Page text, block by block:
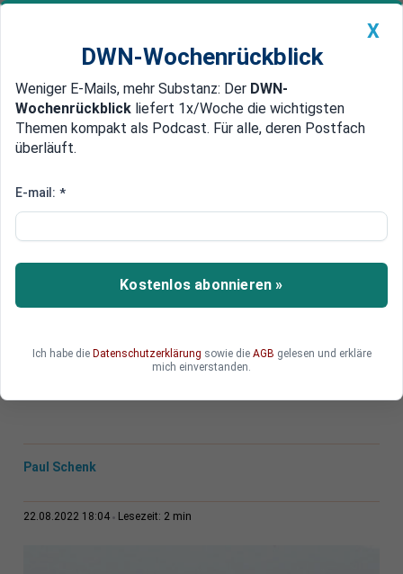
Newsticker MEIN DWN: Geldanlage Premium
Edelmetalle DWN-Magazin China
Nach Chinas
Südkorea halten großes
Militärmanöver ab
Militärmanöver begonnen, während eine weitere
Paul Schenk
22.08.2022 18:04 Lesezeit: 2 min
X
DWN-Wochenrückblick
Weniger E-Mails, mehr Substanz: Der DWN-
Wochenrückblick liefert 1x/Woche die wichtigsten
Themen kompakt als Podcast. Für alle, deren Postfach
überläuft.
E-mail: *
Kostenlos abonnieren »
Ich habe die Datenschutzerklärung sowie die AGB gelesen und erkläre
mich einverstanden.